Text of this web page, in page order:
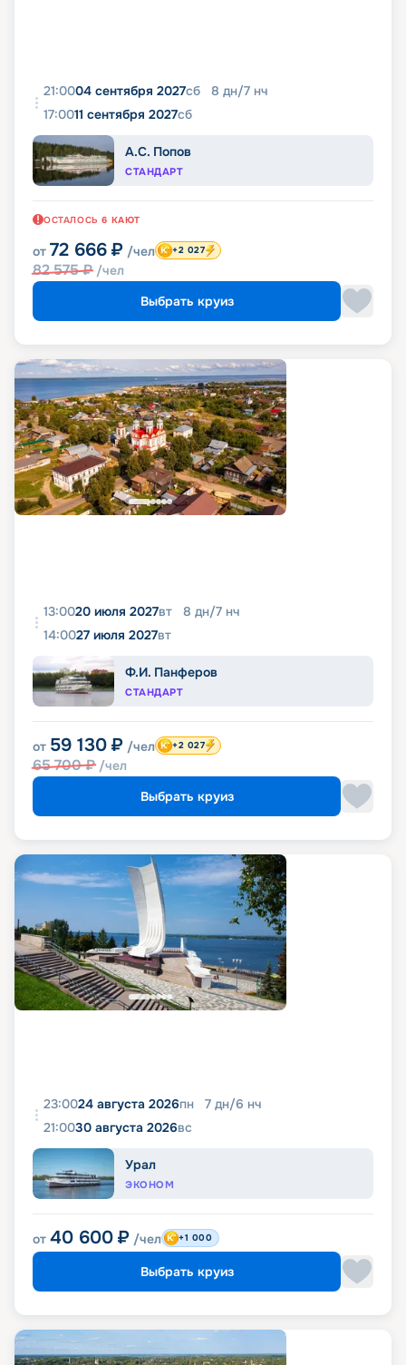
21:0004 сентября 2027сб 8 дн/7 нч
17:0011 сентября 2027сб
А.С. Попов
СТАНДАРТ
ОСТАЛОСЬ 6 КАЮТ
от 72 666 ₽ /чел
82 575₽ /чел
+2 027
Выбрать круиз
13:0020 июля 2027вт 8 дн/7 нч
14:0027 июля 2027вт
Ф.И. Панферов
СТАНДАРТ
от 59 130 ₽ /чел
65 700₽ /чел
+2 027
Выбрать круиз
23:0024 августа 2026пн 7 дн/6 нч
21:0030 августа 2026вс
Урал
ЭКОНОМ
от 40 600 ₽ /чел +1 000
Выбрать круиз